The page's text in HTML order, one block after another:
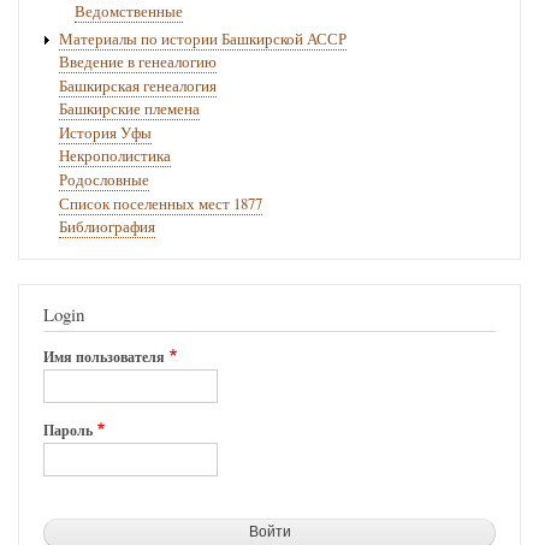
Ведомственные
Материалы по истории Башкирской АССР
Введение в генеалогию
Башкирская генеалогия
Башкирские племена
История Уфы
Некрополистика
Родословные
Список поселенных мест 1877
Библиография
Login
Имя пользователя
Пароль